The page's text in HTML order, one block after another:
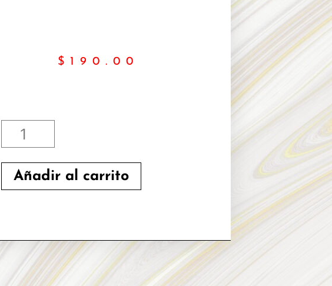
$ 190.00
CERTIFICACION
ONLINE
EN
DE
PESTAÑAS
Añadir al carrito